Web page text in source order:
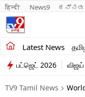
हिन्दी News9 ಕನ್ನಡ
Latest News
சமீபத்திய செய்திகள்
தமிழ்நாடு
இந்தியா
பட்ஜெட் 2026 விஜய்
TV9 Tamil News